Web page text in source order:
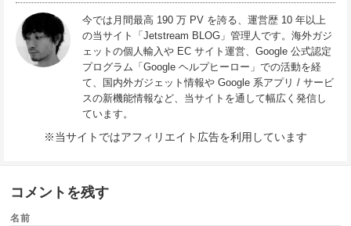
今では月間最高 190 万 PV を誇る、運営歴 10 年以上
の当サイト「Jetstream BLOG」管理人です。海外ガジ
ェットの個人輸入や EC サイト運営、Google 公式認定
プログラム「Google ヘルプヒーロー」での活動を経
て、国内外ガジェット情報や Google 系アプリ / サービ
スの新機能情報など、当サイトを通して幅広く発信し
ています。
※当サイトではアフィリエイト広告を利用しています
コメントを残す
名前